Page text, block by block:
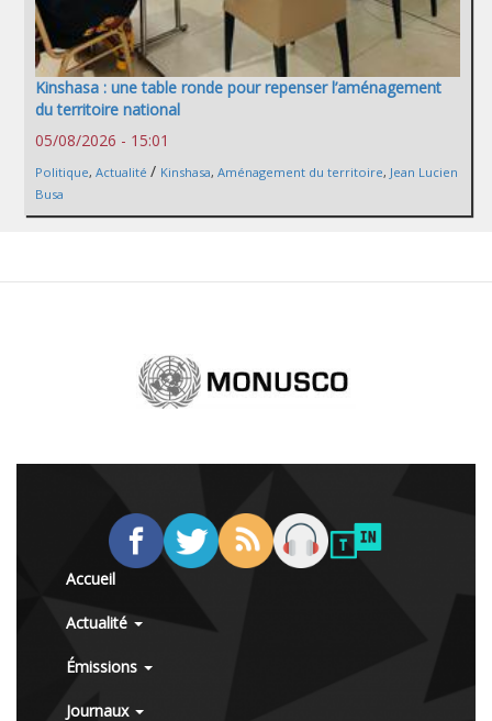
Kinshasa : une table ronde pour repenser l’aménagement
du territoire national
05/08/2026 - 15:01
Politique, Actualité / Kinshasa, Aménagement du territoire, Jean Lucien
Busa
Accueil
Actualité
Émissions
Journaux